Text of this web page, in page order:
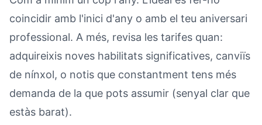
coincidir amb l'inici d'any o amb el teu aniversari
professional. A més, revisa les tarifes quan:
adquireixis noves habilitats significatives, canviïs
de nínxol, o notis que constantment tens més
demanda de la que pots assumir (senyal clar que
estàs barat).